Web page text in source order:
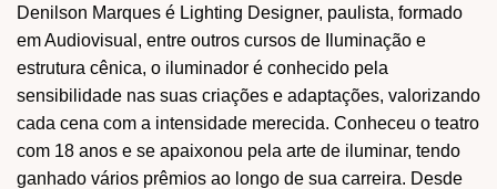
Denilson Marques é Lighting Designer, paulista, formado
em Audiovisual, entre outros cursos de Iluminação e
estrutura cênica, o iluminador é conhecido pela
sensibilidade nas suas criações e adaptações, valorizando
cada cena com a intensidade merecida. Conheceu o teatro
com 18 anos e se apaixonou pela arte de iluminar, tendo
ganhado vários prêmios ao longo de sua carreira. Desde